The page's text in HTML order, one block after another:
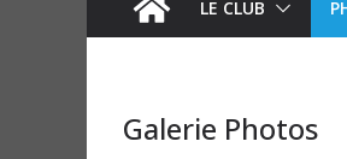
LE CLUB
Galerie Photos